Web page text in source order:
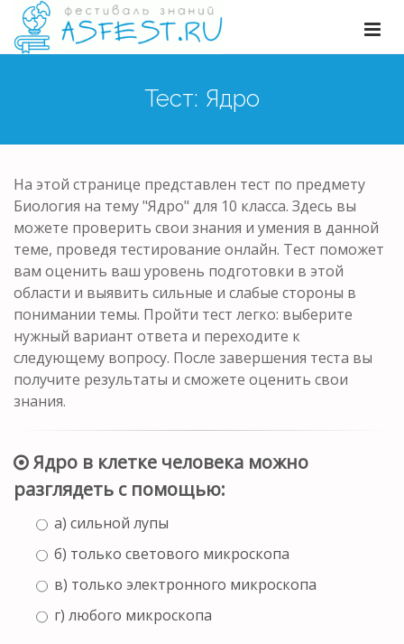
Тест: Ядро
На этой странице представлен тест по предмету
Биология на тему "Ядро" для 10 класса. Здесь вы
можете проверить свои знания и умения в данной
теме, проведя тестирование онлайн. Тест поможет
вам оценить ваш уровень подготовки в этой
области и выявить сильные и слабые стороны в
понимании темы. Пройти тест легко: выберите
нужный вариант ответа и переходите к
следующему вопросу. После завершения теста вы
получите результаты и сможете оценить свои
знания.
Ядро в клетке человека можно
разглядеть с помощью:
а) сильной лупы
б) только светового микроскопа
в) только электронного микроскопа
г) любого микроскопа